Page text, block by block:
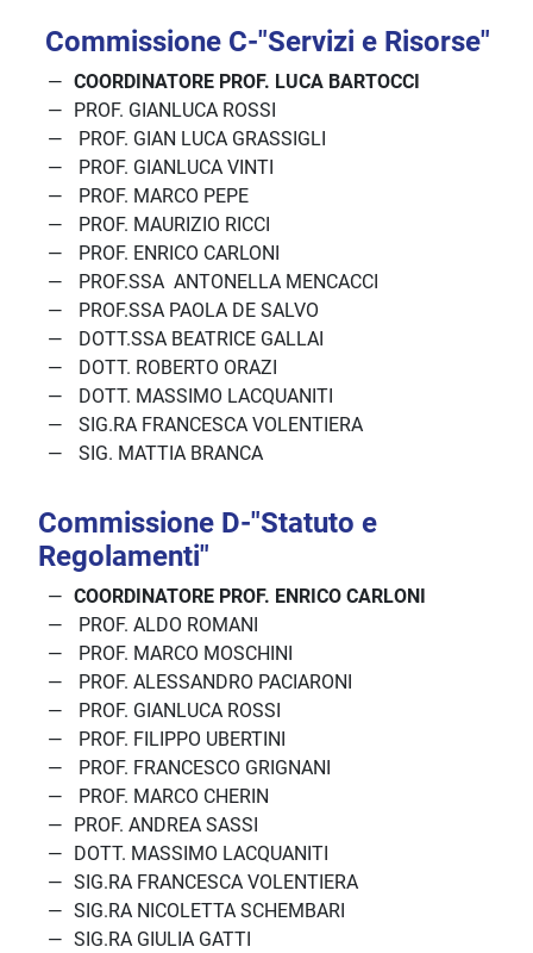
Commissione C-"Servizi e Risorse"
COORDINATORE PROF. LUCA BARTOCCI
PROF. GIANLUCA ROSSI
PROF. GIAN LUCA GRASSIGLI
PROF. GIANLUCA VINTI
PROF. MARCO PEPE
PROF. MAURIZIO RICCI
PROF. ENRICO CARLONI
PROF.SSA ANTONELLA MENCACCI
PROF.SSA PAOLA DE SALVO
DOTT.SSA BEATRICE GALLAI
DOTT. ROBERTO ORAZI
DOTT. MASSIMO LACQUANITI
SIG.RA FRANCESCA VOLENTIERA
SIG. MATTIA BRANCA
Commissione D-"Statuto e
Regolamenti"
COORDINATORE PROF. ENRICO CARLONI
PROF. ALDO ROMANI
PROF. MARCO MOSCHINI
PROF. ALESSANDRO PACIARONI
PROF. GIANLUCA ROSSI
PROF. FILIPPO UBERTINI
PROF. FRANCESCO GRIGNANI
PROF. MARCO CHERIN
PROF. ANDREA SASSI
DOTT. MASSIMO LACQUANITI
SIG.RA FRANCESCA VOLENTIERA
SIG.RA NICOLETTA SCHEMBARI
SIG.RA GIULIA GATTI